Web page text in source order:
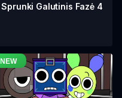
Sprunki Galutinis Fazė 4